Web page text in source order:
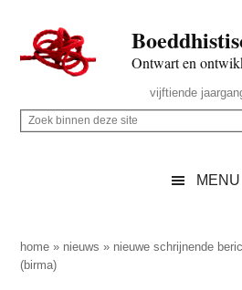
naar
de
inhoud
secondary
naar
de
sidebar
naar
de
Ontwart en
Rechts
vijftiende
Z
p
d
Z
i
n
MENU
home » nieuws » nieuwe schrijnende
(birma)